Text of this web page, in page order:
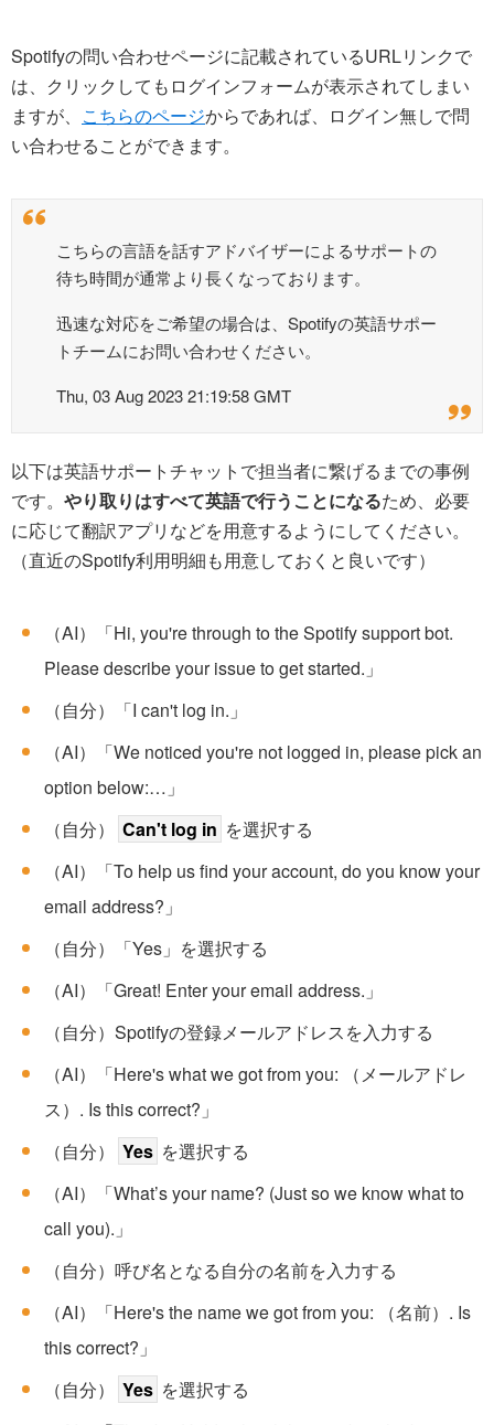
Spotifyの問い合わせページに記載されているURLリンクで
は、クリックしてもログインフォームが表示されてしまい
ますが、 こちらのページからであれば、ログイン無しで問
い合わせることができます。
こちらの言語を話すアドバイザーによるサポートの
待ち時間が通常より長くなっております。
迅速な対応をご希望の場合は、Spotifyの英語サポー
トチームにお問い合わせください。
Thu, 03 Aug 2023 21:19:58 GMT
以下は英語サポートチャットで担当者に繋げるまでの事例
です。 やり取りはすべて英語で行うことになるため、必要
に応じて翻訳アプリなどを用意するようにしてください。
（直近のSpotify利用明細も用意しておくと良いです）
（AI）「Hi, you're through to the Spotify support bot.
Please describe your issue to get started.」
（自分）「I can't log in.」
（AI）「We noticed you're not logged in, please pick an
option below:…」
（自分）
Can't log in を選択する
（AI）「To help us find your account, do you know your
email address?」
（自分）「Yes」を選択する
（AI）「Great! Enter your email address.」
（自分）Spotifyの登録メールアドレスを入力する
（AI）「Here's what we got from you: （メールアドレ
ス）. Is this correct?」
（自分）
Yes を選択する
（AI）「What’s your name? (Just so we know what to
call you).」
（自分）呼び名となる自分の名前を入力する
（AI）「Here's the name we got from you: （名前）. Is
this correct?」
（自分）
Yes を選択する